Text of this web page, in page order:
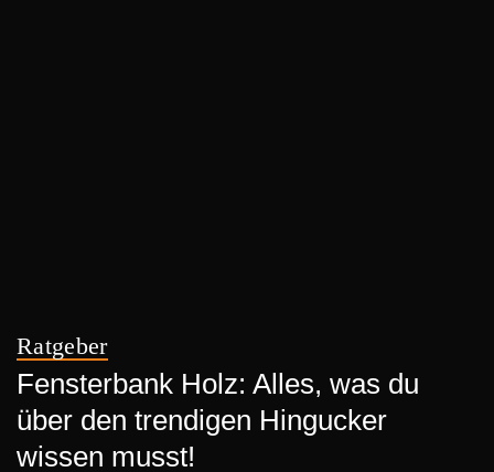
Ratgeber
Fensterbank Holz: Alles, was du
über den trendigen Hingucker
wissen musst!